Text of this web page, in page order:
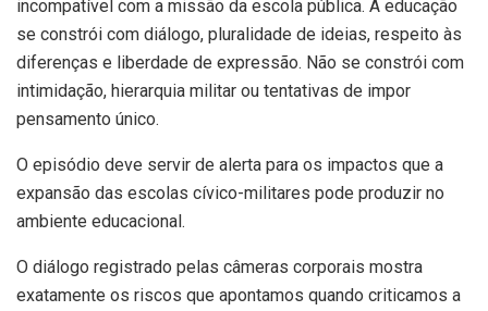
incompatível com a missão da escola pública. A educação
se constrói com diálogo, pluralidade de ideias, respeito às
diferenças e liberdade de expressão. Não se constrói com
intimidação, hierarquia militar ou tentativas de impor
pensamento único.
O episódio deve servir de alerta para os impactos que a
expansão das escolas cívico-militares pode produzir no
ambiente educacional.
O diálogo registrado pelas câmeras corporais mostra
exatamente os riscos que apontamos quando criticamos a